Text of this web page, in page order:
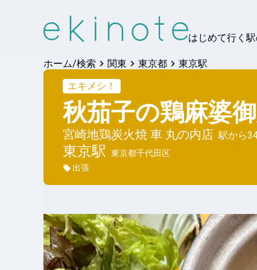
はじめて行く
ホーム/検索 関東 東京都
東京駅
エキメシ！
秋茄子の鶏麻婆
宮崎地鶏炭火焼 車 丸の内店 駅から
東京駅 東京都千代田区
出張